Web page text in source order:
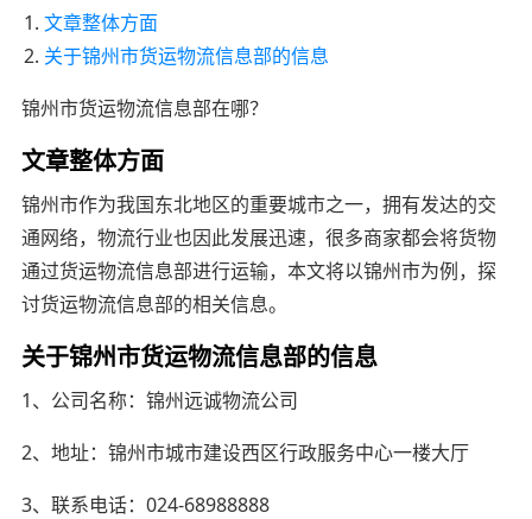
文章整体方面
关于锦州市货运物流信息部的信息
锦州市货运物流信息部在哪？
文章整体方面
锦州市作为我国东北地区的重要城市之一，拥有发达的交
通网络，物流行业也因此发展迅速，很多商家都会将货物
通过货运物流信息部进行运输，本文将以锦州市为例，探
讨货运物流信息部的相关信息。
关于锦州市货运物流信息部的信息
1、公司名称：锦州远诚物流公司
2、地址：锦州市城市建设西区行政服务中心一楼大厅
3、联系电话：024-68988888